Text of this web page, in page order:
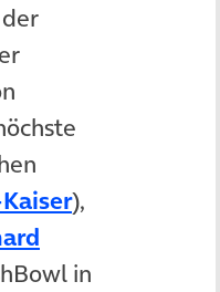
(öffnet in
),
in